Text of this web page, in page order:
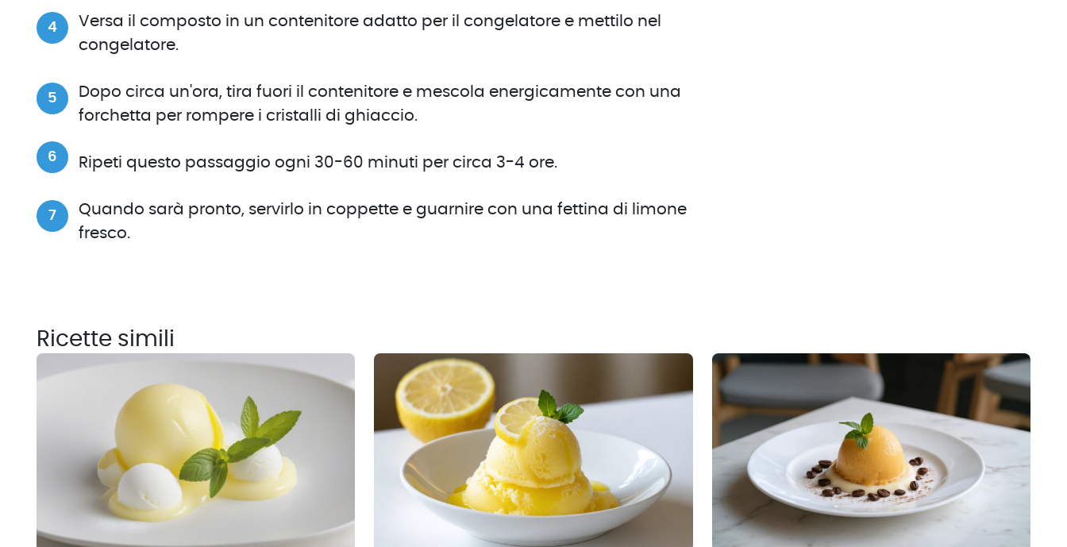
Versa il composto in un contenitore adatto per il congelatore e mettilo nel
congelatore.
Dopo circa un'ora, tira fuori il contenitore e mescola energicamente con una
forchetta per rompere i cristalli di ghiaccio.
Ripeti questo passaggio ogni 30-60 minuti per circa 3-4 ore.
Quando sarà pronto, servirlo in coppette e guarnire con una fettina di limone
fresco.
Ricette simili